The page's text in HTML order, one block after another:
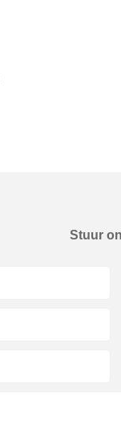
Stuur